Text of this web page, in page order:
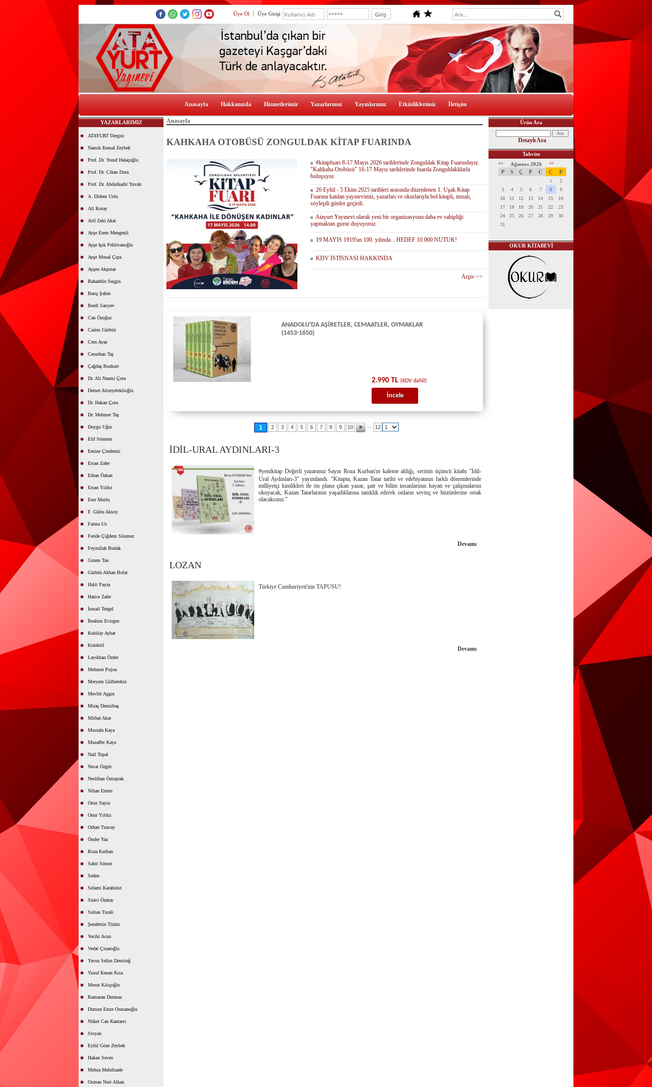
Üye Ol Üye Girişi
Anasayfa Hakkımızda Hizmetlerimiz Yazarlarımız Yayınlarımız Etkinliklerimiz İletişim
YAZARLARIMIZ
ATAYURT Dergisi
Namık Kemal Zeybek
Prof. Dr. Yusuf Halaçoğlu
Prof. Dr. Cihan Dura
Prof. Dr. Abdulkadir Yuvalı
A. Didem Uslu
Ali Koray
Arif Zeki Akat
Ayşe Erem Mengenli
Ayşe Işık Pehlivanoğlu
Ayşe Musal Çıpa
Ayşen Akpınar
Bahaddin Seçgin
Barış Şahin
Berdi Sarıyev
Can Özoğuz
Cazim Gürbüz
Cem Ayaz
Cesurhan Taş
Çağdaş Bozkurt
Dr. Ali Nazmi Çora
Demet Altınyeleklioğlu
Dr. Hakan Çora
Dr. Mehmet Taş
Duygu Uğur
Elif Sönmez
Emine Çindemir
Ercan Zafer
Erhan Özkan
Ersan Yıldız
Eser Mutlu
F. Gülru Aksoy
Fatma Uz
Feride Çiğdem Sönmez
Feyzullah Budak
Gizem Tan
Gürbüz Akhan Bolat
Halit Payza
Hatice Zafer
İsmail Tezgel
İbrahim Evirgen
Kubilay Aybat
Kolektif
Layıkhan Özder
Mehmet Pojon
Meryem Gülbetekin
Mevlüt Aşgın
Miraç Demirbaş
Mithat Akar
Mustafa Kaya
Muzaffer Kaya
Nail Topal
Necat Özgür
Neslihan Öztoprak
Nihan Ertem
Onur Sayın
Onur Yıldız
Orhan Tuncay
Önder Yaz
Roza Kurban
Sabit Sümer
Seden
Selami Karabulut
Süavi Özatay
Sultan Turali
Şerafettin Tüzün
Vecihi Acun
Vedat Çınaroğlu
Yavuz Selim Demirağ
Yusuf Kenan Kısa
Mesut Kılıçoğlu
Ramazan Durmaz
Dursun Emre Osmanoğlu
Nüket Can Kantarcı
Stoyan
Eylül Göze Zeybek
Hakan Seven
Mehsa Mehdizade
Osman Nuri Alkan
Anasayfa
KAHKAHA OTOBÜSÜ ZONGULDAK KİTAP FUARINDA
#kitapfuarı 8-17 Mayıs 2026 tarihlerinde Zonguldak Kitap Fuarındayız.
"Kahkaha Otobüsü" 16-17 Mayıs tarihlerinde fuarda Zonguldaklılarla
buluşuyor.
26 Eylül - 5 Ekim 2025 tarihleri arasında düzenlenen 1. Uşak Kitap
Fuarına katılan yayınevimiz, yazarları ve okurlarıyla bol kitaplı, imzalı,
söyleşili günler geçirdi.
Atayurt Yayınevi olarak yeni bir organizasyona daha ev sahipliği
yapmaktan gurur duyuyoruz.
19 MAYIS 1919'un 100. yılında... HEDEF 10.000 NUTUK!
KDV İSTİSNASI HAKKINDA
Arşiv >>
ANADOLU'DA AŞIRETLER, CEMAATLER, OYMAKLAR
(1453-1650)
2.990 TL(KDV dahil)
İncele
1 2 3 4 5 6 7 8 9 10 12
İDİL-URAL AYDINLARI-3
#yenikitap Değerli yazarımız Sayın Roza Kurban'ın kaleme aldığı, serinin üçüncü kitabı "İdil-
Ural Aydınları-3" yayımlandı. "Kitapta, Kazan Tatar tarihi ve edebiyatının farklı dönemlerinde
milliyetçi kimlikleri ile ön plana çıkan yazar, şair ve bilim insanlarının hayatı ve çalışmalarını
okuyacak, Kazan Tatarlarının yaşadıklarına tanıklık ederek onların sevinç ve hüzünlerine ortak
olacaksınız."
Devamı
LOZAN
Türkiye Cumhuriyeti'nin TAPUSU!
Devamı
Ürün Ara
Detaylı Ara
Takvim
<< Ağustos 2026 >>
P S Ç P C C P
1
2
3
4 5 6 7 8
9
10
11 12 13 14 15
16
17
18 19 20 21 22
23
24
25 26 27 28 29
30
31
OKUR KİTABEVİ